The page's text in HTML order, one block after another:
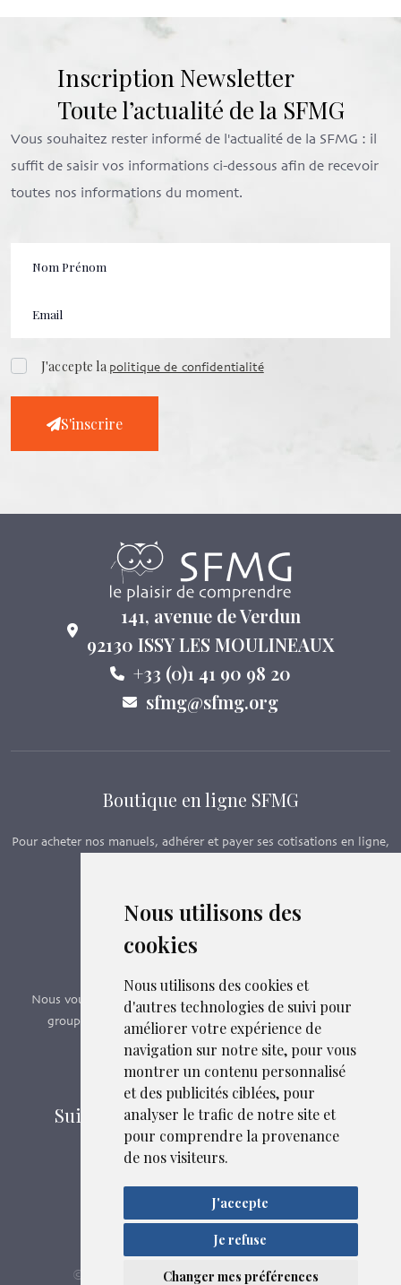
Nous utilisons des
cookies
Nous utilisons des cookies et
d'autres technologies de suivi pour
améliorer votre expérience de
navigation sur notre site, pour vous
montrer un contenu personnalisé
et des publicités ciblées, pour
analyser le trafic de notre site et
pour comprendre la provenance
de nos visiteurs.
J'accepte
Je refuse
Changer mes préférences
Liens et fichiers associés
Inscription Newsletter
Toute l’actualité de la SFMG
Vous souhaitez rester informé de l'actualité de la SFMG : il
suffit de saisir vos informations ci-dessous afin de recevoir
toutes nos informations du moment.
J'accepte lapolitique de confidentialité
S'inscrire
141, avenue de Verdun
92130 ISSY LES MOULINEAUX
+33 (0)1 41 90 98 20
sfmg@sfmg.org
Boutique en ligne SFMG
Pour acheter nos manuels, adhérer et payer ses cotisations en ligne,
Boutique en ligne
Formations SFMG
Nous vous proposons des formations e-learning, présentiels,
groupes de pairs - Certificat QUALIOPI n° 2020/89171.3
Découvrir nos formations
Suivez-nous sur les réseaux sociaux
Mentions légales
Confidentialité
Plan du site
© 2026 | Fait avec parASB DIGITAL